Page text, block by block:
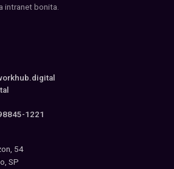
intranet bonita.
1221
54
SP